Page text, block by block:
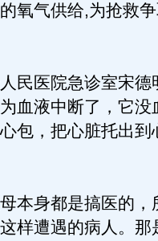
氧气供给,为抢救
医院急诊室宋德
血液中断了，它没
包，把心脏托出到
身都是搞医的，
样遭遇的病人。那